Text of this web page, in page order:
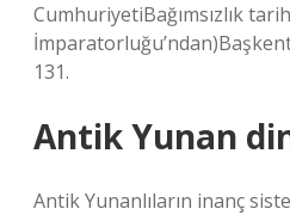
CumhuriyetiBağımsızlık
131.
Antik Yunan
Antik Yunanlıların inanç